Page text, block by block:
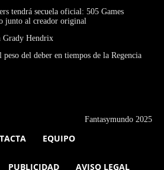
tendrá secuela oficial: 505 Games
junto al creador original
Grady Hendrix
del deber en tiempos de la Regencia
Fantasymundo 2025
EQUIPO
PUBLICIDAD AVISO LEGAL